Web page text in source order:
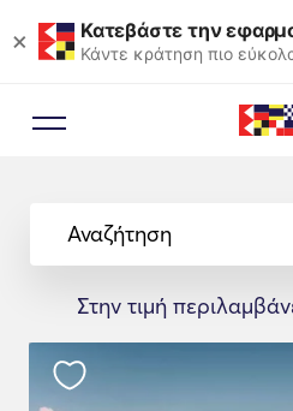
× Κατεβάστε την
Κάντε κράτηση πιο
Αναζήτηση
Στην τιμή